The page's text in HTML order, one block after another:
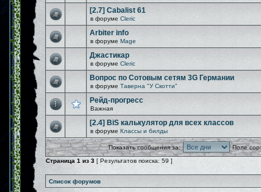
[2.7] Cabalist 61
в форуме Cleric
Arbiter info
в форуме Mage
Джастикар
в форуме Cleric
Вопрос по Сотовым сетям 3G Германии
в форуме Таверна "У Скотти"
Рейд-прогресс
Важная
[2.4] BiS калькулятор для всех классов
в форуме Классы и билды
Показать сообщения за:
Поле
Страница 1 из 3 [ Результатов поиска: 59 ]
Список форумов